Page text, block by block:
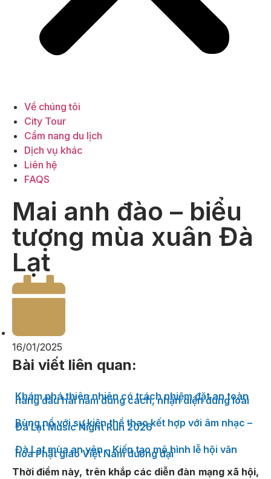
Về chúng tôi
City Tour
Cẩm nang du lịch
Dịch vụ khác
Liên hệ
FAQS
Mai anh đào – biểu
tượng mùa xuân Đà
Lạt
16/01/2025
Bài viết liên quan:
Khám phá thiên nhiên có trách nhiệm đặt an toàn
hàng đầu hái nấm đúng cách, nhận diện đúng loài
Bùng nổ với sự kiện thể thao kết hợp với âm nhạc –
Đà Lạt Music Night Run 2026
Đà Lạt mùa an yên – Kiến tạo mô hình lễ hội văn
hóa Phật giáo Việt Nam đương đại
Thời điểm này, trên khắp các diễn đàn mạng xã hội,